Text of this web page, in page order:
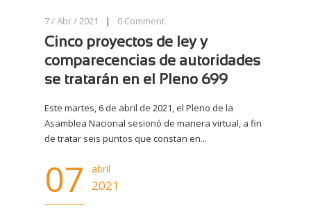
7 / Abr / 2021 | 0 Comment
Cinco proyectos de ley y
comparecencias de autoridades
se tratarán en el Pleno 699
Este martes, 6 de abril de 2021, el Pleno de la
Asamblea Nacional sesionó de manera virtual, a fin
de tratar seis puntos que constan en...
07 abril
2021